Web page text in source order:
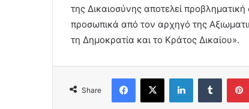
της Δικαιοσύνης αποτελεί
προσωπικά από τον αρχηγό της
τη Δημοκρατία και το Κράτος Δικαίου».
Share
Facebook
X LinkedInTumblr